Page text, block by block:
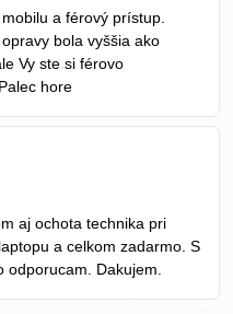
a férový prístup.
bola vyššia ako
Vy ste si férovo
hore
aj ochota technika pri
a celkom zadarmo. S
odporucam. Dakujem.